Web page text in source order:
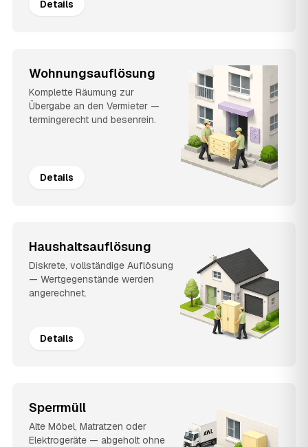
Details
Wohnungsauflösung
Komplette Räumung zur
Übergabe an den Vermieter —
termingerecht und besenrein.
Details
Haushaltsauflösung
Diskrete, vollständige Auflösung
— Wertgegenstände werden
angerechnet.
Details
Sperrmüll
Alte Möbel, Matratzen oder
Elektrogeräte — abgeholt ohne